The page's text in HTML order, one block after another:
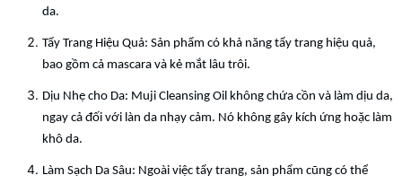
da.
Tẩy Trang Hiệu Quả: Sản phẩm có khả năng tẩy trang hiệu quả,
bao gồm cả mascara và kẻ mắt lâu trôi.
Dịu Nhẹ cho Da: Muji Cleansing Oil không chứa cồn và làm dịu da,
ngay cả đối với làn da nhạy cảm. Nó không gây kích ứng hoặc làm
khô da.
Làm Sạch Da Sâu: Ngoài việc tẩy trang, sản phẩm cũng có thể